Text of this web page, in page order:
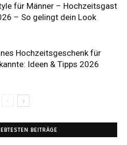
für Männer – Hochzeitsgast
– So gelingt dein Look
Hochzeitsgeschenk für
Ideen & Tipps 2026
BEITRÄGE